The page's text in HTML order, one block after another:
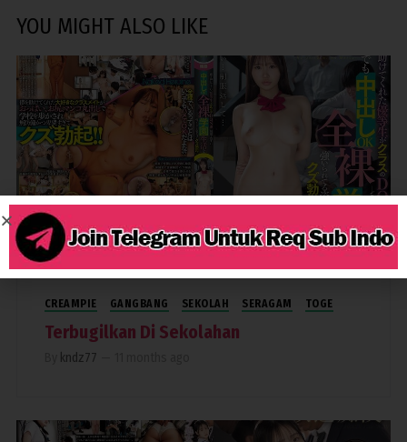
YOU MIGHT ALSO LIKE
914
CREAMPIE GANGBANG SEKOLAH SERAGAM TOGE
Terbugilkan Di Sekolahan
kndz77